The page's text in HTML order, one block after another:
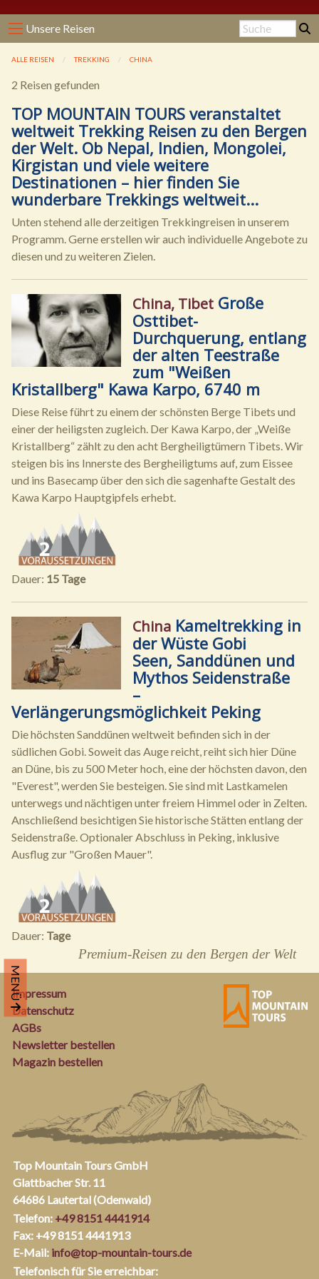
Unsere Reisen
MENÜ
ALLE REISEN TREKKING CHINA
2 Reisen gefunden
TOP MOUNTAIN TOURS veranstaltet
weltweit Trekking Reisen zu den Bergen
der Welt. Ob Nepal, Indien, Mongolei,
Kirgistan und viele weitere
Destinationen – hier finden Sie
wunderbare Trekkings weltweit...
Unten stehend alle derzeitigen Trekkingreisen in unserem
Programm. Gerne erstellen wir auch individuelle Angebote zu
diesen und zu weiteren Zielen.
China, Tibet Große
Osttibet-
Durchquerung, entlang
der alten Teestraße
zum "Weißen
Kristallberg" Kawa Karpo, 6740 m
Diese Reise führt zu einem der schönsten Berge Tibets und
einer der heiligsten zugleich. Der Kawa Karpo, der „Weiße
Kristallberg“ zählt zu den acht Bergheiligtümern Tibets. Wir
steigen bis ins Innerste des Bergheiligtums auf, zum Eissee
und ins Basecamp über den sich die sagenhafte Gestalt des
Kawa Karpo Hauptgipfels erhebt.
Dauer: 15 Tage
China Kameltrekking in
der Wüste Gobi
Seen, Sanddünen und
Mythos Seidenstraße
–
Verlängerungsmöglichkeit Peking
Die höchsten Sanddünen weltweit befinden sich in der
südlichen Gobi. Soweit das Auge reicht, reiht sich hier Düne
an Düne, bis zu 500 Meter hoch, eine der höchsten davon, den
"Everest", werden Sie besteigen. Sie sind mit Lastkamelen
unterwegs und nächtigen unter freiem Himmel oder in Zelten.
Anschließend besichtigen Sie historische Stätten entlang der
Seidenstraße. Optionaler Abschluss in Peking, inklusive
Ausflug zur "Großen Mauer".
Dauer: Tage
Premium-Reisen zu den Bergen der Welt
Impressum
Datenschutz
AGBs
Newsletter bestellen
Magazin bestellen
Top Mountain Tours GmbH
Glattbacher Str. 11
64686 Lautertal (Odenwald)
Telefon: +49 8151 4441914
Fax: +49 8151 4441913
E-Mail: info@top-mountain-tours.de
Telefonisch für Sie erreichbar: